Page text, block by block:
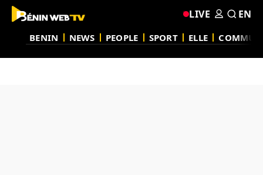
BENIN NEWS PEOPLE SPORT ELLE
LIVE EN